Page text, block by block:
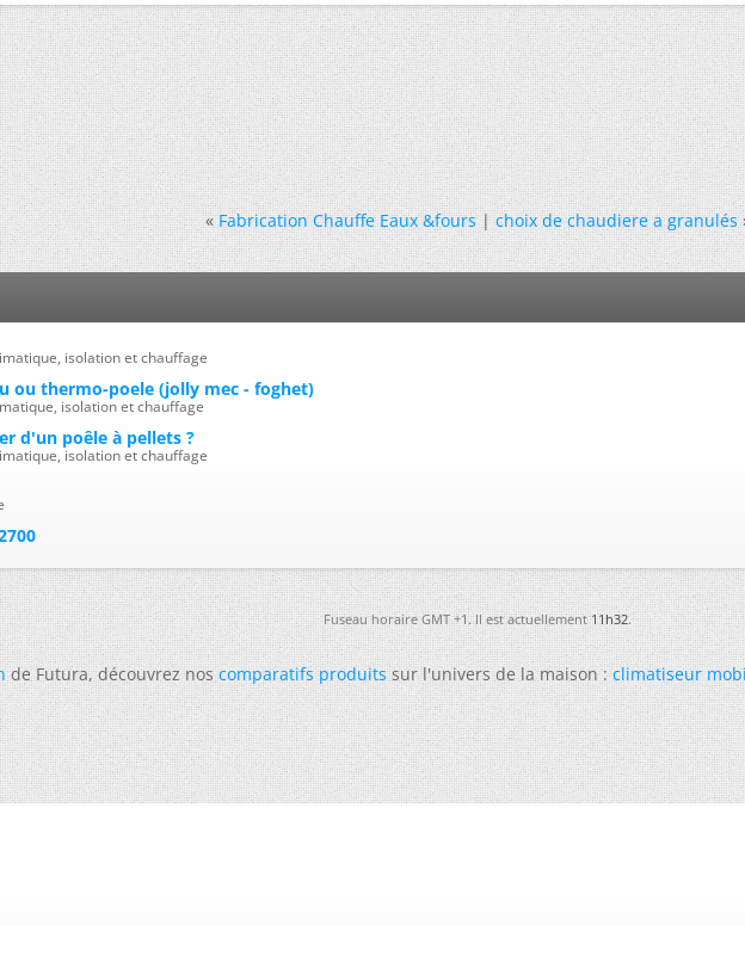
« Fabrication Chauffe Eaux &fours|choix de chaudiere a granulés
isolation et chauffage
ou thermo-poele (jolly mec - foghet)
isolation et chauffage
d'un poêle à pellets ?
isolation et chauffage
Fuseau horaire GMT +1. Il est actuellement11h32.
de Futura, découvrez noscomparatifs produitssur l'univers de la maison :climatiseur